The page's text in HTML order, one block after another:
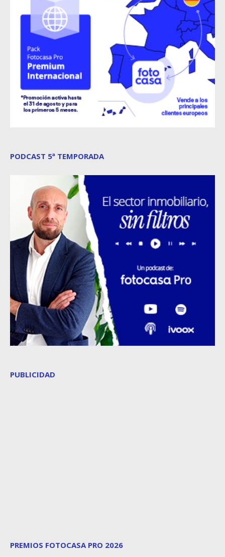
PODCAST 5ª TEMPORADA
PUBLICIDAD
PREMIOS FOTOCASA PRO 2026